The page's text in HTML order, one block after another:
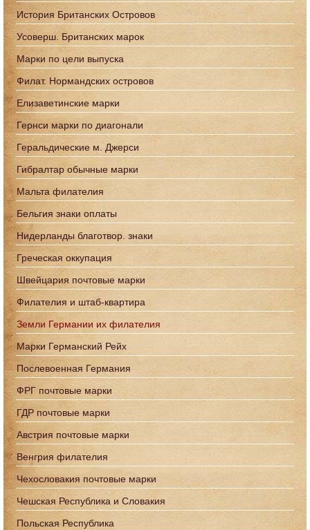
История Британских Островов
Усоверш. Британских марок
Марки по цели выпуска
Филат. Нормандских островов
Елизаветинские марки
Гернси марки по диагонали
Геральдические м. Джерси
Гибралтар обычные марки
Мальта филателия
Бельгия знаки оплаты
Нидерланды благотвор. знаки
Греческая оккупация
Швейцария почтовые марки
Филателия и штаб-квартира
Земли Германии их филателия
Марки Германский Рейх
Послевоенная Германия
ФРГ почтовые марки
ГДР почтовые марки
Австрия почтовые марки
Венгрия филателия
Чехословакия почтовые марки
Чешская Республика и Словакия
Польская Республика